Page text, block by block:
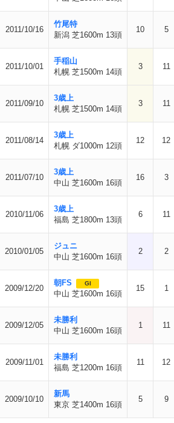
2011/10/16
竹尾特
新潟 芝1600m 13頭
10 5
2011/10/01
手稲山
札幌 芝1500m 14頭
3 11
2011/09/10
3歳上
札幌 芝1500m 14頭
3 11
2011/08/14
3歳上
札幌 ダ1000m 12頭
12 12
2011/07/10
3歳上
中山 芝1600m 16頭
16 3
2010/11/06
3歳上
福島 芝1800m 13頭
6 11
2010/01/05
ジュニ
中山 芝1600m 16頭
2 2
2009/12/20
朝FS GI
中山 芝1600m 16頭
15 1
2009/12/05
未勝利
中山 芝1600m 16頭
1 11
2009/11/01
未勝利
福島 芝1200m 16頭
11 12
2009/10/10
新馬
東京 芝1400m 16頭
5 9